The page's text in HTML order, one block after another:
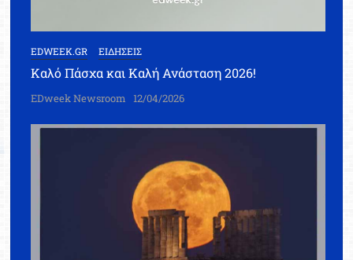
EDWEEK.GR ΕΙΔΗΣΕΙΣ
Καλό Πάσχα και Καλή Ανάσταση 2026!
EDweek Newsroom 12/04/2026